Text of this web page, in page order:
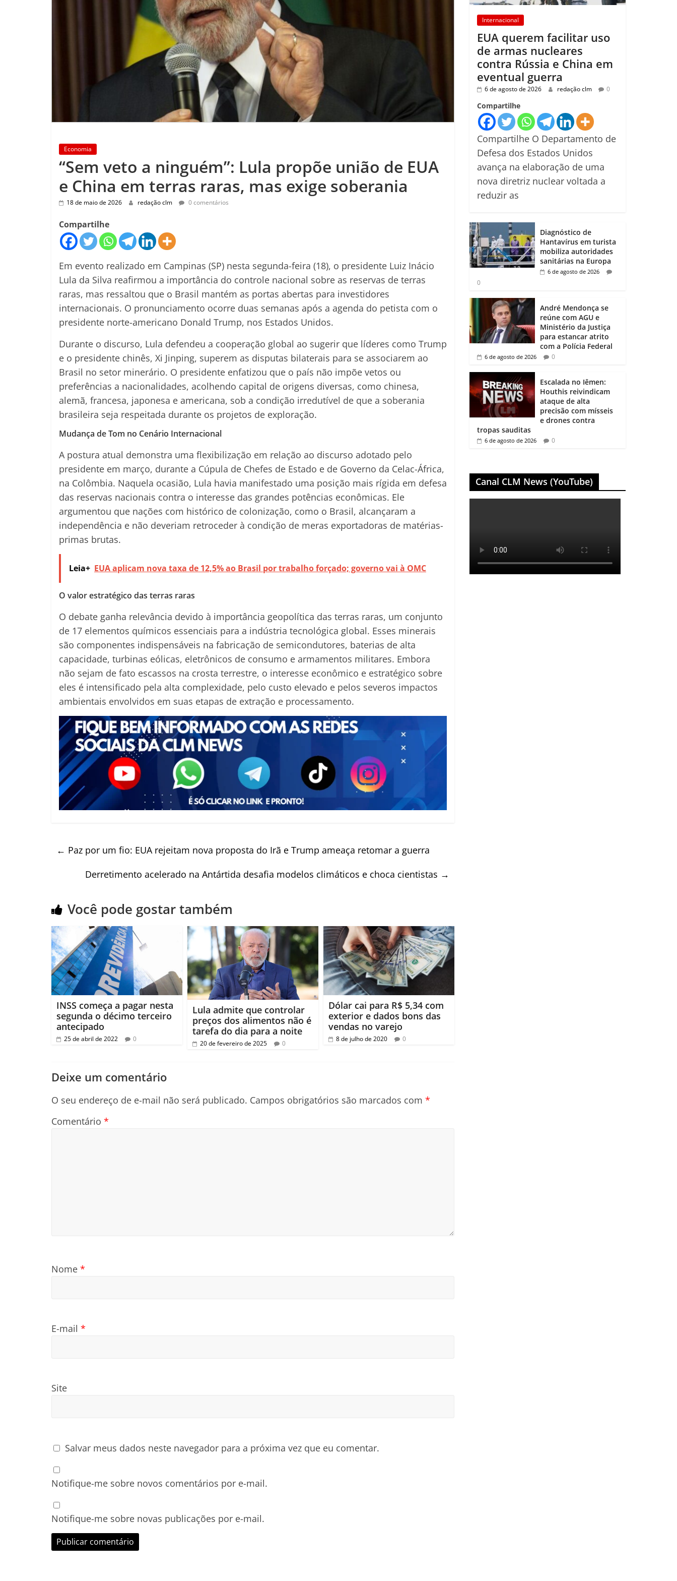
Economia
“Sem veto a ninguém”: Lula propõe união de EUA
e China em terras raras, mas exige soberania
18 de maio de 2026 redação clm 0 comentários
Compartilhe
Em evento realizado em Campinas (SP) nesta segunda-feira (18), o presidente Luiz Inácio
Lula da Silva reafirmou a importância do controle nacional sobre as reservas de terras
raras, mas ressaltou que o Brasil mantém as portas abertas para investidores
internacionais. O pronunciamento ocorre duas semanas após a agenda do petista com o
presidente norte-americano Donald Trump, nos Estados Unidos.
Durante o discurso, Lula defendeu a cooperação global ao sugerir que líderes como Trump
e o presidente chinês, Xi Jinping, superem as disputas bilaterais para se associarem ao
Brasil no setor minerário. O presidente enfatizou que o país não impõe vetos ou
preferências a nacionalidades, acolhendo capital de origens diversas, como chinesa,
alemã, francesa, japonesa e americana, sob a condição irredutível de que a soberania
brasileira seja respeitada durante os projetos de exploração.
Mudança de Tom no Cenário Internacional
A postura atual demonstra uma flexibilização em relação ao discurso adotado pelo
presidente em março, durante a Cúpula de Chefes de Estado e de Governo da Celac-África,
na Colômbia. Naquela ocasião, Lula havia manifestado uma posição mais rígida em defesa
das reservas nacionais contra o interesse das grandes potências econômicas. Ele
argumentou que nações com histórico de colonização, como o Brasil, alcançaram a
independência e não deveriam retroceder à condição de meras exportadoras de matérias-
primas brutas.
Leia+ EUA aplicam nova taxa de 12,5% ao Brasil por trabalho forçado; governo vai à OMC
O valor estratégico das terras raras
O debate ganha relevância devido à importância geopolítica das terras raras, um conjunto
de 17 elementos químicos essenciais para a indústria tecnológica global. Esses minerais
são componentes indispensáveis na fabricação de semicondutores, baterias de alta
capacidade, turbinas eólicas, eletrônicos de consumo e armamentos militares. Embora
não sejam de fato escassos na crosta terrestre, o interesse econômico e estratégico sobre
eles é intensificado pela alta complexidade, pelo custo elevado e pelos severos impactos
ambientais envolvidos em suas etapas de extração e processamento.
← Paz por um fio: EUA rejeitam nova proposta do Irã e Trump ameaça retomar a guerra
Derretimento acelerado na Antártida desafia modelos climáticos e choca cientistas →
Você pode gostar também
INSS começa a pagar nesta
segunda o décimo terceiro
antecipado
25 de abril de 2022 0
Lula admite que controlar
preços dos alimentos não é
tarefa do dia para a noite
20 de fevereiro de 2025 0
Dólar cai para R$ 5,34 com
exterior e dados bons das
vendas no varejo
8 de julho de 2020 0
Deixe um comentário
O seu endereço de e-mail não será publicado. Campos obrigatórios são marcados com *
Comentário *
Nome *
E-mail *
Site
Salvar meus dados neste navegador para a próxima vez que eu comentar.
Notifique-me sobre novos comentários por e-mail.
Notifique-me sobre novas publicações por e-mail.
Internacional
EUA querem facilitar uso
de armas nucleares
contra Rússia e China em
eventual guerra
6 de agosto de 2026 redação clm 0
Compartilhe
Compartilhe O Departamento de
Defesa dos Estados Unidos
avança na elaboração de uma
nova diretriz nuclear voltada a
reduzir as
Diagnóstico de
Hantavírus em turista
mobiliza autoridades
sanitárias na Europa
6 de agosto de 2026
0
André Mendonça se
reúne com AGU e
Ministério da Justiça
para estancar atrito
com a Polícia Federal
6 de agosto de 2026 0
Escalada no Iêmen:
Houthis reivindicam
ataque de alta
precisão com mísseis
e drones contra
tropas sauditas
6 de agosto de 2026 0
Canal CLM News (YouTube)